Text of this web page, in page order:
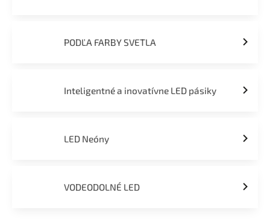
PODĽA FARBY SVETLA
Inteligentné a inovatívne LED pásiky
LED Neóny
VODEODOLNÉ LED